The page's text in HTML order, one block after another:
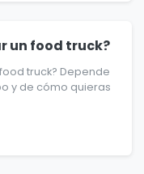
un food truck?
truck? Depende
y de cómo quieras